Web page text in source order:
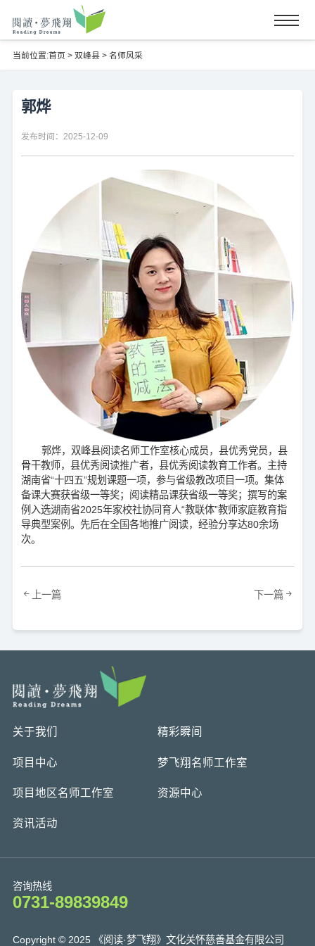
当前位置:首页 > 双峰县> 名师风采
郭烨
发布时间：2025-12-09
郭烨，双峰县阅读名师工作室核心成员，县优秀党员，县
骨干教师，县优秀阅读推广者，县优秀阅读教育工作者。主持
湖南省“十四五”规划课题一项，参与省级教改项目一项。集体
备课大赛获省级一等奖；阅读精品课获省级一等奖；撰写的案
例入选湖南省2025年家校社协同育人“教联体”教师家庭教育指
导典型案例。先后在全国各地推广阅读，经验分享达80余场
次。
上一篇 下一篇
关于我们 精彩瞬间
项目中心 梦飞翔名师工作室
项目地区名师工作室 资源中心
资讯活动
咨询热线
0731-89839849
Copyright © 2025 《阅读·梦飞翔》文化关怀慈善基金有限公司